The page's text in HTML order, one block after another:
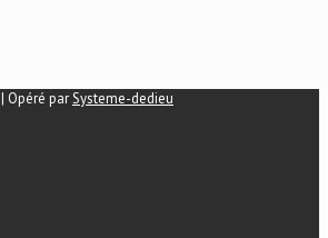
Opéré parSysteme-dedieu